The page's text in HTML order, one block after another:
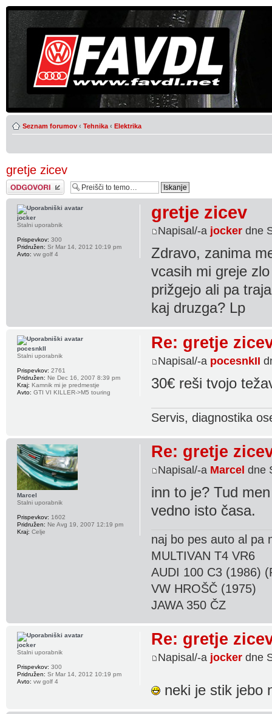
Seznam forumov ‹ Tehnika ‹ Elektrika
gretje zicev
Napiši odgovor
gretje zicev
Napisal/-a jocker dne
Zdravo, zanima
vcasih mi greje
prižgejo ali pa
kaj druzga? Lp
jocker
Stalni uporabnik
Prispevkov: 300
Pridružen: Sr Mar 14, 2012 10:19 pm
Avto: vw golf 4
Re: gretje
Napisal/-a pocesnkII
30€ reši tvojo
Servis, diagnostika
pocesnkII
Stalni uporabnik
Prispevkov: 2761
Pridružen: Ne Dec 16, 2007 8:39 pm
Kraj: Kamnik mi je predmestje
Avto: GTI VI KILLER->M5 touring
Re: gretje
Napisal/-a Marcel dne
inn to je? Tud
vedno isto časa.
naj bo pes auto al pa
MULTIVAN T4 VR6
AUDI 100 C3 (1986)
VW HROŠČ (1975)
JAWA 350 ČZ
Marcel
Stalni uporabnik
Prispevkov: 1602
Pridružen: Ne Avg 19, 2007 12:19 pm
Kraj: Celje
Re: gretje
Napisal/-a jocker dne
neki je stik jebo
jocker
Stalni uporabnik
Prispevkov: 300
Pridružen: Sr Mar 14, 2012 10:19 pm
Avto: vw golf 4